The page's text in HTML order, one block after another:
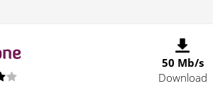
50 Mb/s
Download